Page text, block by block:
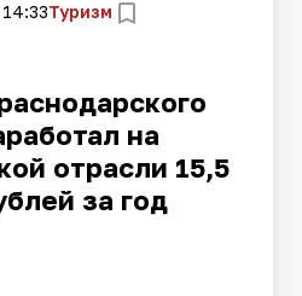
Туризм
на
отрасли 15,5
за год